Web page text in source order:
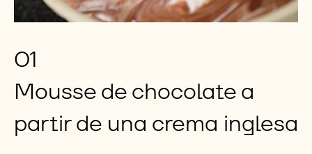
01
Mousse de chocolate a
partir de una crema inglesa